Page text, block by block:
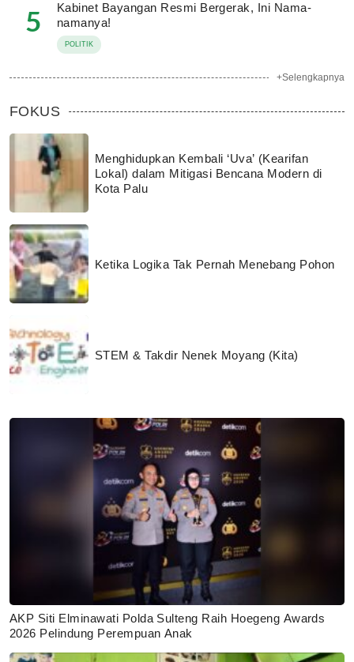
5
Kabinet Bayangan Resmi Bergerak, Ini Nama-
namanya!
POLITIK
+Selengkapnya
FOKUS
Menghidupkan Kembali ‘Uva’ (Kearifan
Lokal) dalam Mitigasi Bencana Modern di
Kota Palu
Ketika Logika Tak Pernah Menebang Pohon
STEM & Takdir Nenek Moyang (Kita)
AKP Siti Elminawati Polda Sulteng Raih Hoegeng Awards
2026 Pelindung Perempuan Anak